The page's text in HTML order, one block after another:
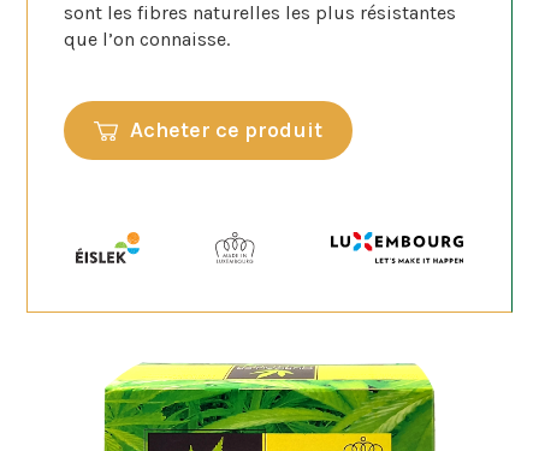
sont les fibres naturelles les plus résistantes
que l’on connaisse.
Acheter ce produit